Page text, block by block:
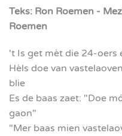
Teks: Ron Roemen -
Roemen
't Is get mèt die 24-oers
Hèls doe van
blie
Es de baas zaet: "Doe
gaon"
"Mer baas mien